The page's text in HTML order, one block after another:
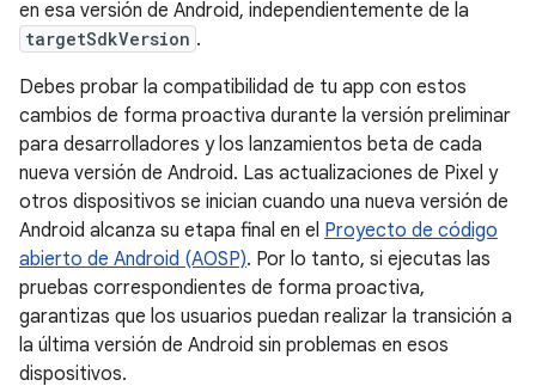
en esa versión de Android, independientemente de la
targetSdkVersion .
Debes probar la compatibilidad de tu app con estos
cambios de forma proactiva durante la versión preliminar
para desarrolladores y los lanzamientos beta de cada
nueva versión de Android. Las actualizaciones de Pixel y
otros dispositivos se inician cuando una nueva versión de
Android alcanza su etapa final en el Proyecto de código
abierto de Android (AOSP). Por lo tanto, si ejecutas las
pruebas correspondientes de forma proactiva,
garantizas que los usuarios puedan realizar la transición a
la última versión de Android sin problemas en esos
dispositivos.